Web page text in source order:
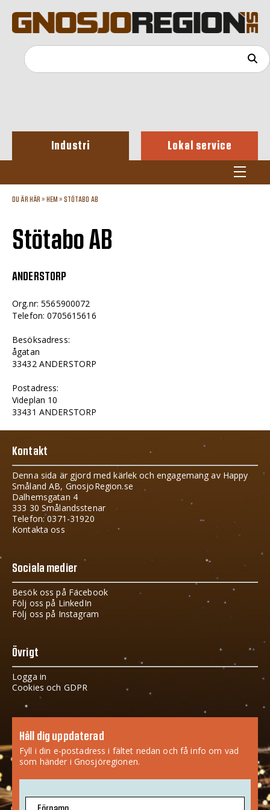
Industri Lokal service
DU ÄR HÄR » HEM » STÖTABO AB
Stötabo AB
ANDERSTORP
Org.nr: 5565900072
Telefon: 0705615616
Besöksadress:
ågatan
33432 ANDERSTORP
Postadress:
Videplan 10
33431 ANDERSTORP
Kontakt
Denna sida är gjord med kärlek och engagemang av Happy
Småland AB, GnosjoRegion.se
Dalhemsgatan 4
333 30 Smålandsstenar
Telefon: 0371-31920
Kontakta oss
Sociala medier
Besök oss på Facebook
Följ oss på LinkedIn
Följ oss på Instagram
Övrigt
Logga in
Cookies och GDPR
Håll dig uppdaterad
Fyll i din e-postadress i fältet nedan och få info om vad
som händer i Gnosjöregionen.